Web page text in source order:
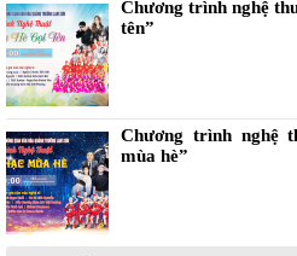
Chương trình nghệ
tên”
Chương trình nghệ
mùa hè”